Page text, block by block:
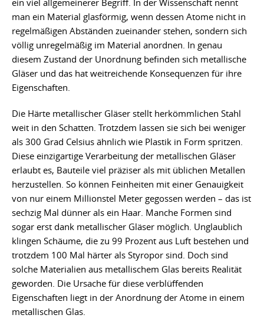
man ein Material glasförmig, wenn dessen Atome nicht in
regelmäßigen Abständen zueinander stehen, sondern sich
völlig unregelmäßig im Material anordnen. In genau
diesem Zustand der Unordnung befinden sich metallische
Gläser und das hat weitreichende Konsequenzen für ihre
Eigenschaften.
Die Härte metallischer Gläser stellt herkömmlichen Stahl
weit in den Schatten. Trotzdem lassen sie sich bei weniger
als 300 Grad Celsius ähnlich wie Plastik in Form spritzen.
Diese einzigartige Verarbeitung der metallischen Gläser
erlaubt es, Bauteile viel präziser als mit üblichen Metallen
herzustellen. So können Feinheiten mit einer Genauigkeit
von nur einem Millionstel Meter gegossen werden – das ist
sechzig Mal dünner als ein Haar. Manche Formen sind
sogar erst dank metallischer Gläser möglich. Unglaublich
klingen Schäume, die zu 99 Prozent aus Luft bestehen und
trotzdem 100 Mal härter als Styropor sind. Doch sind
solche Materialien aus metallischem Glas bereits Realität
geworden. Die Ursache für diese verblüffenden
Eigenschaften liegt in der Anordnung der Atome in einem
metallischen Glas.